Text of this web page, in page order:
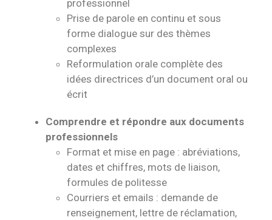
professionnel
Prise de parole en continu et sous
forme dialogue sur des thèmes
complexes
Reformulation orale complète des
idées directrices d’un document oral ou
écrit
Comprendre et répondre aux documents
professionnels
Format et mise en page : abréviations,
dates et chiffres, mots de liaison,
formules de politesse
Courriers et emails : demande de
renseignement, lettre de réclamation,